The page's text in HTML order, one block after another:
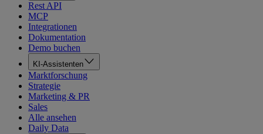
Rest API
MCP
Integrationen
Dokumentation
Demo buchen
KI-Assistenten
Marktforschung
Strategie
Marketing & PR
Sales
Alle ansehen
Daily Data